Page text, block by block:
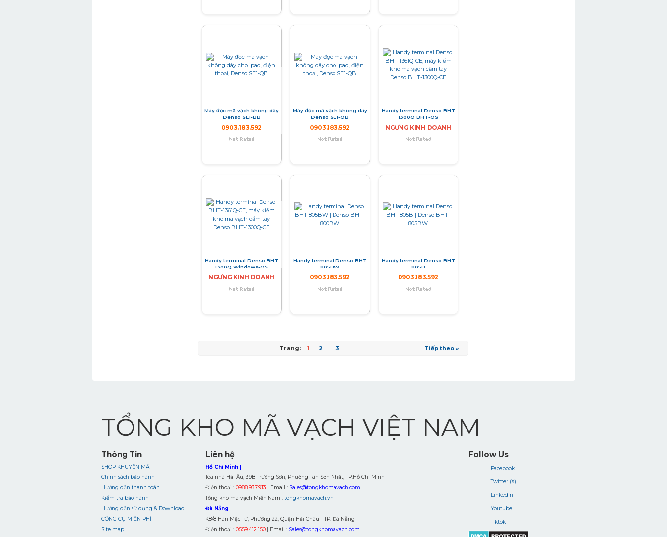
Máy đọc mã vạch không dây
Denso SE1-BB
0903.183.592
Máy đọc mã vạch không dây
Denso SE1-QB
0903.183.592
Handy terminal Denso BHT
1300Q BHT-OS
NGƯNG KINH DOANH
Handy terminal Denso BHT
1300Q Windows-OS
NGƯNG KINH DOANH
Handy terminal Denso BHT
805BW
0903.183.592
Handy terminal Denso BHT
805B
0903.183.592
Tiếp theo »
Trang: 1 2 3
TỔNG KHO MÃ VẠCH VIỆT NAM
Thông Tin
SHOP KHUYẾN MÃI
Chính sách bảo hành
Hướng dẫn thanh toán
Kiểm tra bảo hành
Hướng dẫn sử dụng & Download
CÔNG CỤ MIỄN PHÍ
Site map
Liên hệ
Hồ Chí Minh |
Tòa nhà Hải Âu, 39B Trường Sơn, Phường Tân Sơn Nhất, TP.Hồ Chí Minh
Điện thoại : 0988.937.913 | Email : Sales@tongkhomavach.com
Tổng kho mã vạch Miền Nam : tongkhomavach.vn
Đà Nẵng
K8/8 Hàn Mặc Tử, Phường 22, Quận Hải Châu - TP. Đà Nẵng
Điện thoại : 0559.412.150| Email : Sales@tongkhomavach.com
Follow Us
Facebook
Twitter (X)
Linkedin
Youtube
Tiktok